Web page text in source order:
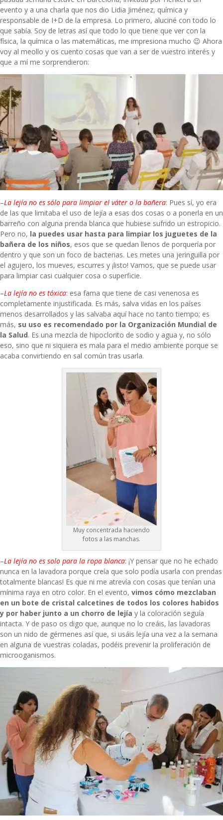
evento y a una charla que nos dio Lidia Jiménez, química y
responsable de I+D de la empresa. Lo primero, aluciné con todo lo
que sabía. Soy de letras así que todo lo que tiene que ver con la
física, la química o las matemáticas, me impresiona mucho 😉 Ahora
voy al meollo y os cuento cosas que van a ser de vuestro interés y
que a mí me sorprendieron:
–La lejía no es sólo para limpiar el váter o la bañera: Pues sí, yo era
de las que limitaba el uso de lejía a esas dos cosas o a ponerla en un
barreño con alguna prenda blanca que hubiese sufrido un estropicio.
Pero no, la puedes usar hasta para limpiar los juguetes de la
bañera de los niños, esos que se quedan llenos de porquería por
dentro y que son un foco de bacterias. Les metes una jeringuilla por
el agujero, los mueves, escurres y ¡listo! Vamos, que se puede usar
para limpiar casi cualquier cosa o superficie.
–La lejía no es tóxica: esa fama que tiene de casi venenosa es
completamente injustificada. Es más, salva vidas en los países
menos desarrollados y las salvaba aquí hace no tanto tiempo; es
más, su uso es recomendado por la Organización Mundial de
la Salud. Es una mezcla de hipoclorito de sodio y agua y, no sólo
eso, sino que ni siquiera es mala para el medio ambiente porque se
acaba convirtiendo en sal común tras usarla.
Muy concentrada haciendo
fotos a las manchas.
–La lejía no es solo para la ropa blanca: ¡Y pensar que no he echado
nunca en la lavadora porque creía que solo podía usarla con prendas
totalmente blancas! Es que ni me atrevía con cosas que tenían una
mínima raya en otro color. En el evento, vimos cómo mezclaban
en un bote de cristal calcetines de todos los colores habidos
y por haber junto a un chorro de lejía y la coloración seguía
intacta. Y de paso os digo que, aunque no lo creáis, las lavadoras
son un nido de gérmenes así que, si usáis lejía una vez a la semana
en alguna de vuestras coladas, podéis prevenir la proliferación de
microoganismos.